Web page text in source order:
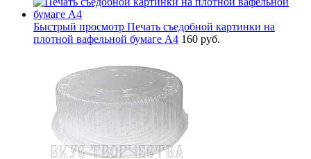
Быстрый просмотр Печать съедобной картинки на
плотной вафельной бумаге А4 160 руб.